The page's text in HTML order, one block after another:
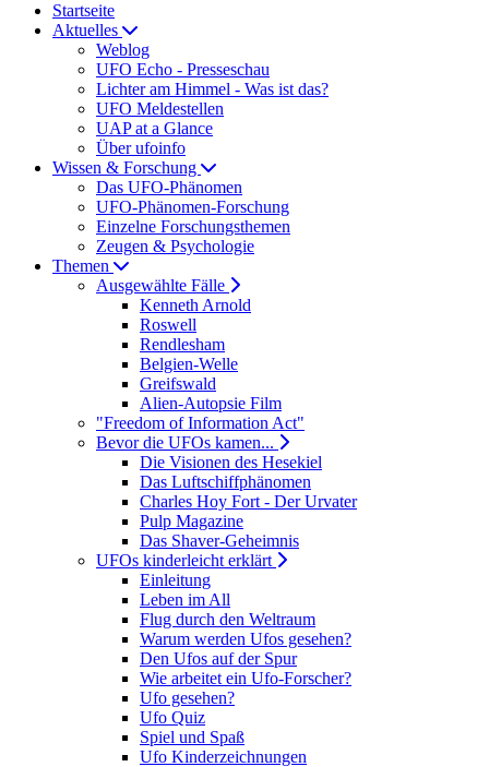
Startseite
Aktuelles
Weblog
UFO Echo - Presseschau
Lichter am Himmel - Was ist das?
UFO Meldestellen
UAP at a Glance
Über ufoinfo
Wissen & Forschung
Das UFO-Phänomen
UFO-Phänomen-Forschung
Einzelne Forschungsthemen
Zeugen & Psychologie
Themen
Ausgewählte Fälle
Kenneth Arnold
Roswell
Rendlesham
Belgien-Welle
Greifswald
Alien-Autopsie Film
"Freedom of Information Act"
Bevor die UFOs kamen...
Die Visionen des Hesekiel
Das Luftschiffphänomen
Charles Hoy Fort - Der Urvater
Pulp Magazine
Das Shaver-Geheimnis
UFOs kinderleicht erklärt
Einleitung
Leben im All
Flug durch den Weltraum
Warum werden Ufos gesehen?
Den Ufos auf der Spur
Wie arbeitet ein Ufo-Forscher?
Ufo gesehen?
Ufo Quiz
Spiel und Spaß
Ufo Kinderzeichnungen